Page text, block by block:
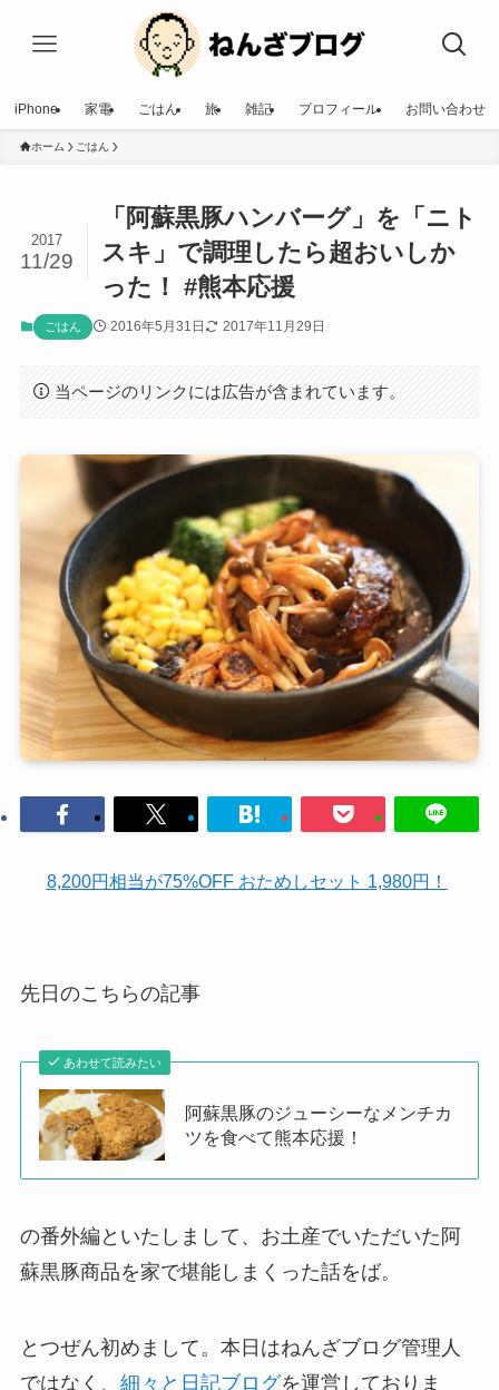
iPhone 家電 ごはん 旅 雑記 プロフィール お問い合わせ
ホーム ごはん
「阿蘇黒豚ハンバーグ」を「ニト
スキ」で調理したら超おいしか
った！ #熊本応援
2017
11/29
ごはん 2016年5月31日 2017年11月29日
当ページのリンクには広告が含まれています。
8,200円相当が75%OFF おためしセット 1,980円！
先日のこちらの記事
あわせて読みたい
阿蘇黒豚のジューシーなメンチカ
ツを食べて熊本応援！
の番外編といたしまして、お土産でいただいた阿
蘇黒豚商品を家で堪能しまくった話をば。
とつぜん初めまして。本日はねんざブログ管理人
ではなく、 細々と日記ブログを運営しておりま